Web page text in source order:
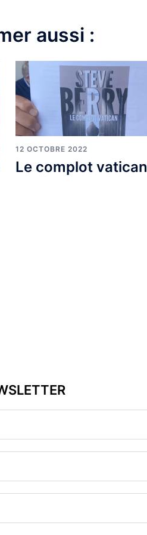
aussi :
12 OCTOBRE 2022
Le complot vatican